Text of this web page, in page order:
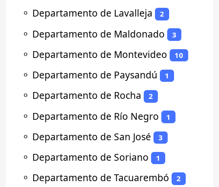
⚬ Departamento de Lavalleja 2
⚬ Departamento de Maldonado 3
⚬ Departamento de Montevideo 10
⚬ Departamento de Paysandú 1
⚬ Departamento de Rocha 2
⚬ Departamento de Río Negro 1
⚬ Departamento de San José 3
⚬ Departamento de Soriano 1
⚬ Departamento de Tacuarembó 2